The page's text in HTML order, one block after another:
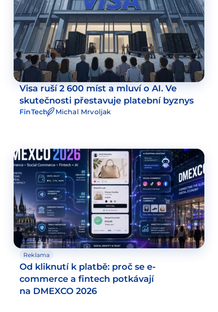
Visa ruší 2 600 míst a mluví o AI. Ve
skutečnosti přestavuje platební byznys
FinTech Michal Mrvoljak
Reklama
Od kliknutí k platbě: proč se e-
commerce a fintech potkávají
na DMEXCO 2026